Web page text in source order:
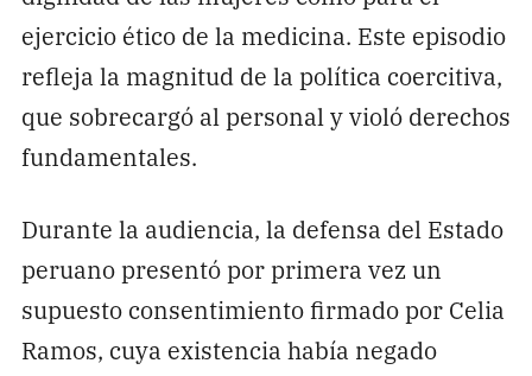
ejercicio ético de la medicina. Este episodio
refleja la magnitud de la política coercitiva,
que sobrecargó al personal y violó derechos
fundamentales.
Durante la audiencia, la defensa del Estado
peruano presentó por primera vez un
supuesto consentimiento firmado por Celia
Ramos, cuya existencia había negado